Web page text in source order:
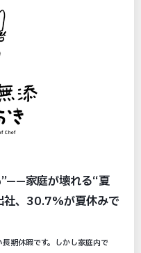
家庭が壊れる“夏
、30.7%が夏休みで
期休暇です。しかし家庭内で